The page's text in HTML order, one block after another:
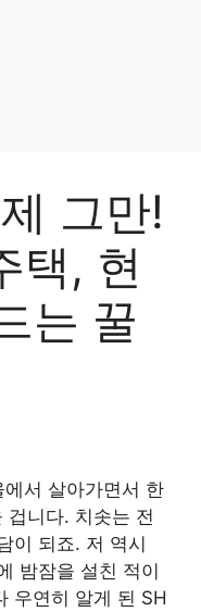
그만!
택, 현
는 꿀
서 살아가면서 한
겁니다. 치솟는 전
이 되죠. 저 역시
밤잠을 설친 적이
우연히 알게 된 SH